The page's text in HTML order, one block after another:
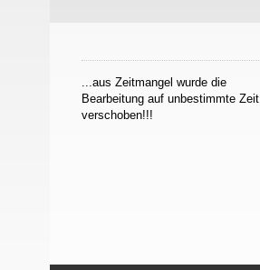
...aus Zeitmangel wurde die
Bearbeitung auf unbestimmte Zeit
verschoben!!!